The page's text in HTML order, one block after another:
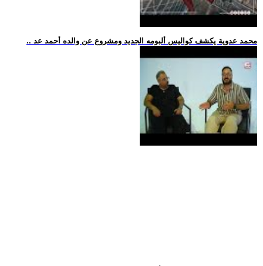
.. محمد عدوية يكشف كواليس ألبومه الجديد ومشروع عن والده أحمد عد